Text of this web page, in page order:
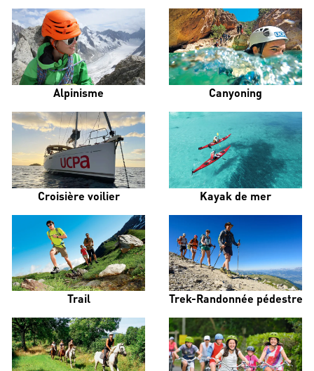
Alpinisme Canyoning
Croisière voilier Kayak de mer
Trail Trek-Randonnée pédestre